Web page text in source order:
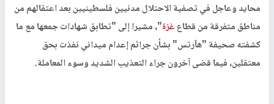
محايد وعاجل في تصفية الاحتلال مدنيين فلسطينيين بعد اعتقالهم من
مناطق متفرقة من قطاعغزة"، مشيرا إلى "تطابق شهادات جمعها مع ما
كشفته صحيفة "هآرتس" بشأن جرائم إعدام ميداني نفذت بحق
معتقلين، فيما قضى آخرون جراء التعذيب الشديد وسوء المعاملة.